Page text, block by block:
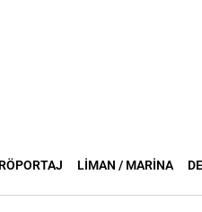
RÖPORTAJ LIMAN / MARINA